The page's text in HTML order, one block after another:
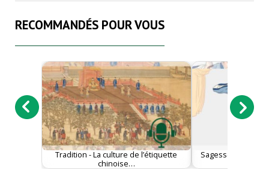
RECOMMANDÉS POUR VOUS
Tradition - La culture de l’étiquette
chinoise…
Sagesse - Le